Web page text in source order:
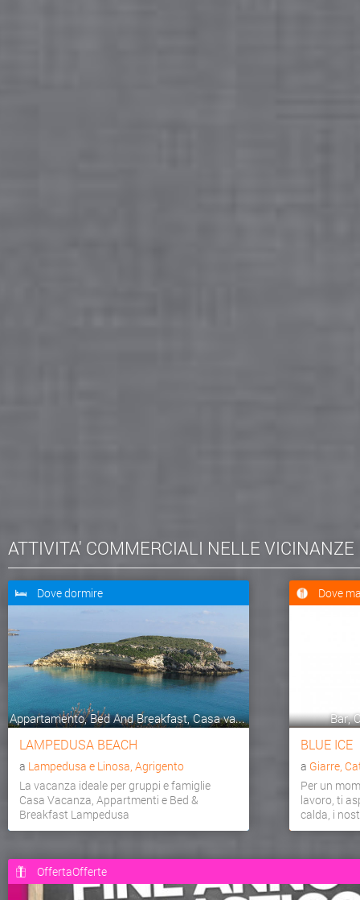
ATTIVITA' COMMERCIALI NELLE VICINANZE
Dove dormire
Appartamento, Bed And Breakfast, Casa va...
LAMPEDUSA BEACH
a Lampedusa e Linosa, Agrigento
La vacanza ideale per gruppi e famiglie
Casa Vacanza, Appartmenti e Bed &
Breakfast Lampedusa
Dove
Bar,
BLUE ICE
a Giarre,
Per un
lavoro, ti
calda, i
OffertaOfferte